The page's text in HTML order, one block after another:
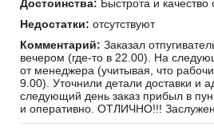
Достоинства: Быстрота и качество
Недостатки: отсутствуют
Комментарий: Заказал
вечером (где-то в 22.00). На
от менеджера (учитывая, что
9.00). Уточнили детали доставки и
следующий день заказ прибыл в
и оперативно. ОТЛИЧНО!!!